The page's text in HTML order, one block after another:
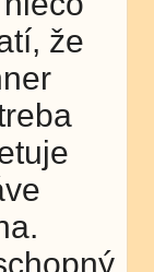
že